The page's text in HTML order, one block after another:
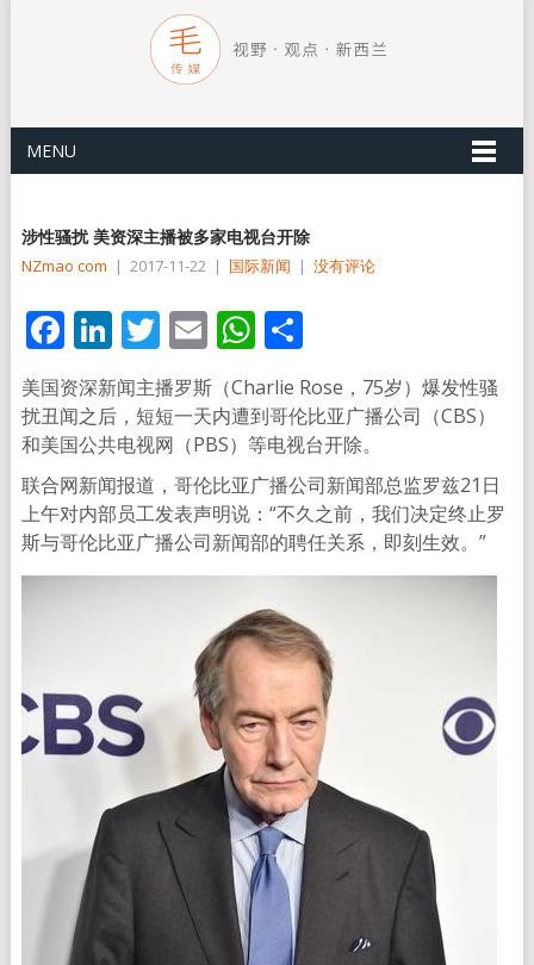
MENU
涉性骚扰 美资深主播被多家电视台开除
NZmao com | 2017-11-22 | 国际新闻 | 没有评论
Facebook
LinkedIn
Twitter
EmailWhatsApp
分
享
美国资深新闻主播罗斯（Charlie Rose，75岁）爆发性骚
扰丑闻之后，短短一天内遭到哥伦比亚广播公司（CBS）
和美国公共电视网（PBS）等电视台开除。
联合网新闻报道，哥伦比亚广播公司新闻部总监罗兹21日
上午对内部员工发表声明说：“不久之前，我们决定终止罗
斯与哥伦比亚广播公司新闻部的聘任关系，即刻生效。”